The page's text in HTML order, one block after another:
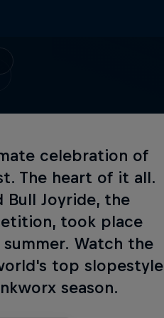
celebration of
The heart of it all.
Bull Joyride, the
took place
Watch the
top slopestyle
season.